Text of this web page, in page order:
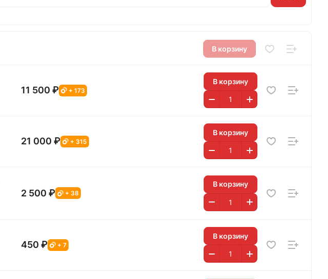
В корзину
11 500 ₽ + 173
В корзину
21 000 ₽ + 315
В корзину
2 500 ₽ + 38
В корзину
450 ₽ + 7
В корзину